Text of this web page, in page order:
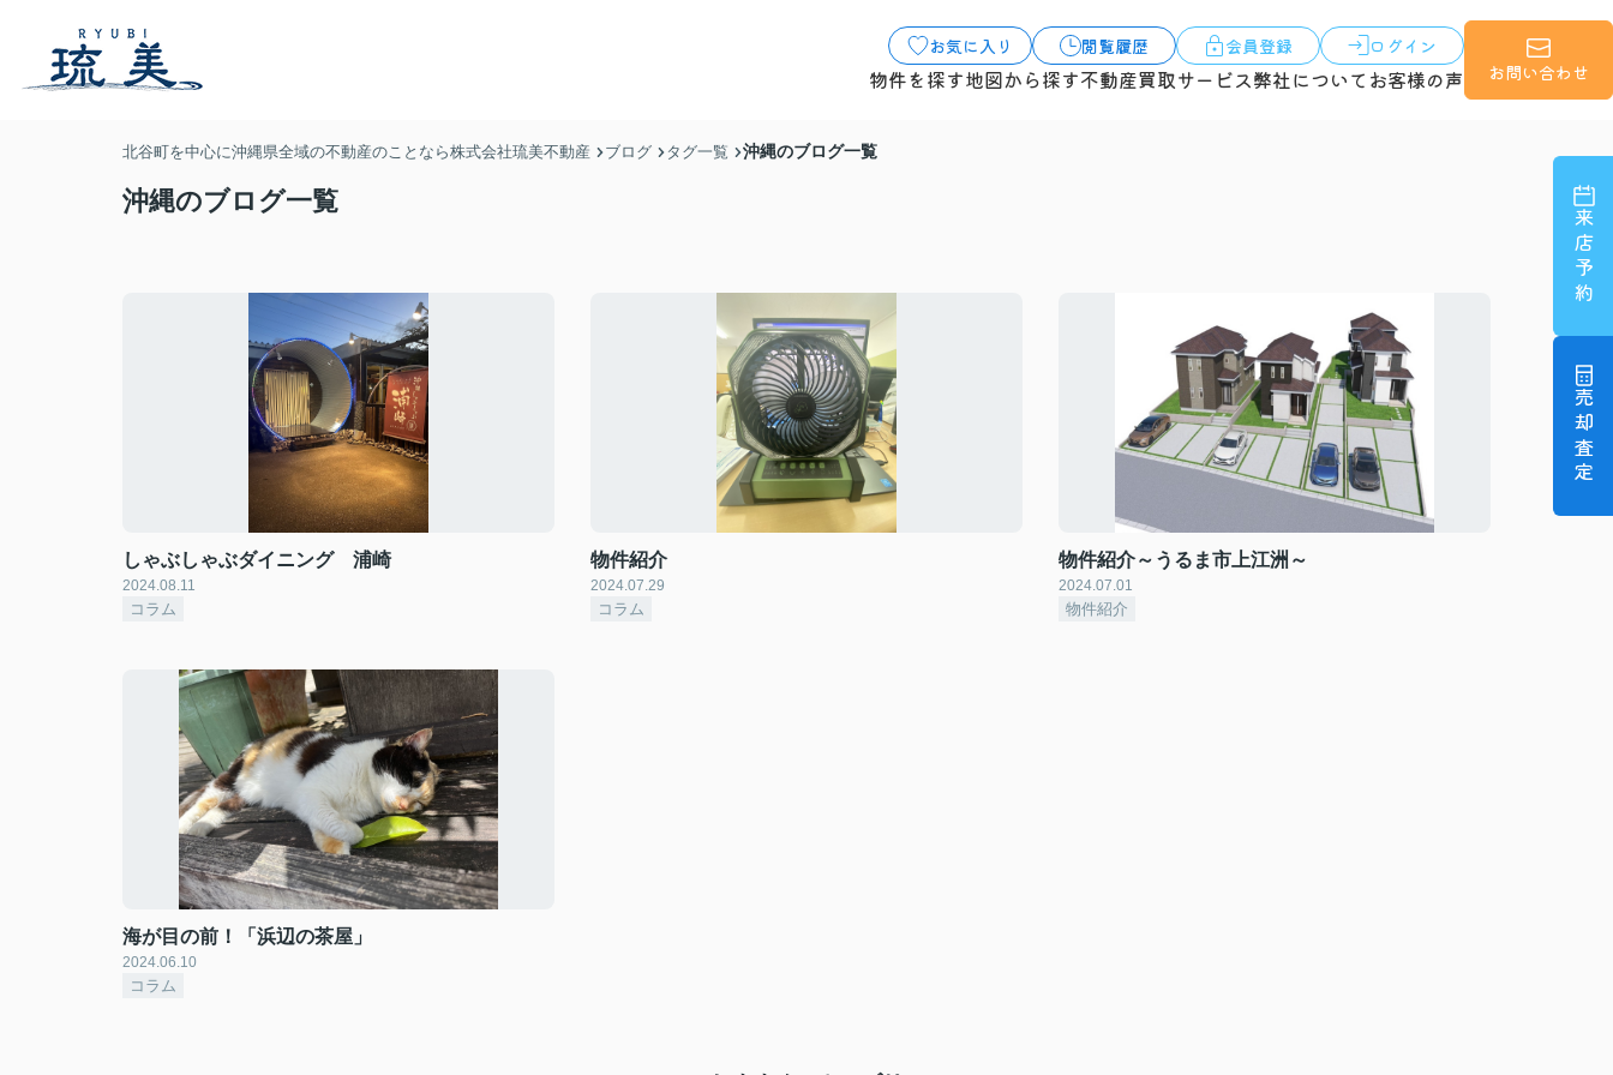
お気に入り 閲覧履歴 会員登録 ログイン
物件を探す地図から探す不動産買取サービス弊社について お客様の声 お問い合わせ
来店予約
売却査定
北谷町を中心に沖縄県全域の不動産のことなら株式会社琉美不動産 ブログ タグ一覧 沖縄のブログ一覧
沖縄のブログ一覧
しゃぶしゃぶダイニング 浦崎
2024.08.11
コラム
物件紹介
2024.07.29
コラム
物件紹介～うるま市上江洲～
2024.07.01
物件紹介
海が目の前！「浜辺の茶屋」
2024.06.10
コラム